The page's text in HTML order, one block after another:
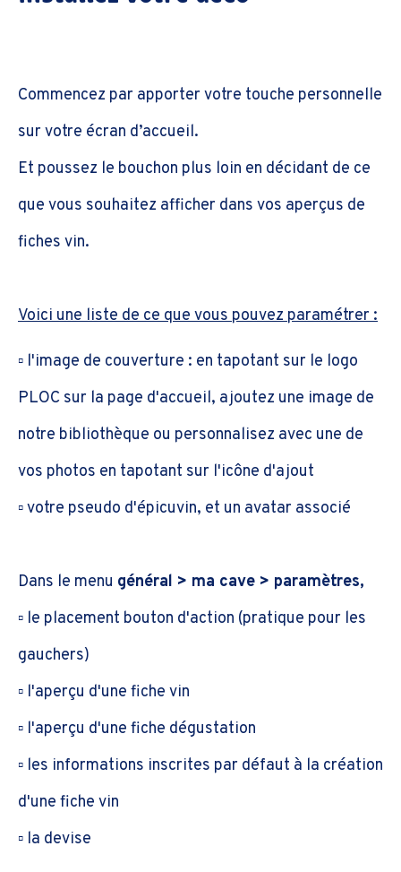
Commencez par apporter votre touche personnelle
sur votre écran d’accueil.
Et poussez le bouchon plus loin en décidant de ce
que vous souhaitez afficher dans vos aperçus de
fiches vin.
Voici une liste de ce que vous pouvez paramétrer :
▫️ l'image de couverture : en tapotant sur le logo
PLOC sur la page d'accueil, ajoutez une image de
notre bibliothèque ou personnalisez avec une de
vos photos en tapotant sur l'icône d'ajout
▫️ votre pseudo d'épicuvin, et un avatar associé
Dans le menu général > ma cave > paramètres,
▫️ le placement bouton d'action (pratique pour les
gauchers)
▫️ l'aperçu d'une fiche vin
▫️ l'aperçu d'une fiche dégustation
▫️ les informations inscrites par défaut à la création
d'une fiche vin
▫️ la devise